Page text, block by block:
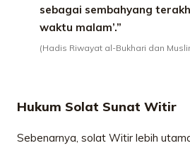
sebagai sembahyang
waktu malam’.”
(Hadis Riwayat al-Bukhari dan
Hukum Solat Sunat Witir
Sebenarnya, solat Witir lebih